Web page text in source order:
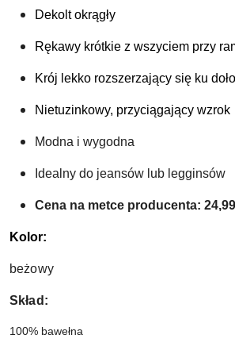
Dekolt okrągły
Rękawy krótkie z wszyciem przy
Krój lekko rozszerzający się ku
Nietuzinkowy, przyciągający wzrok
Modna i wygodna
Idealny do jeansów lub legginsów
Cena na metce producenta:
Kolor:
beżowy
Skład:
100% bawełna